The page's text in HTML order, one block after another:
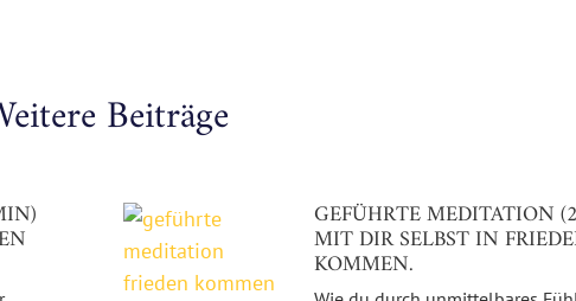
Beiträge
GEFÜHRTE MEDITATION
MIT DIR SELBST IN
KOMMEN.